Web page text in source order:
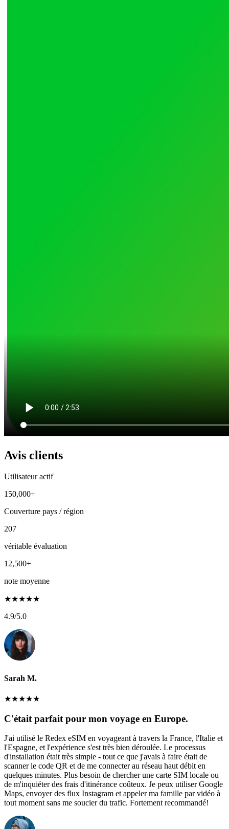
Avis clients
Utilisateur actif
150,000+
Couverture pays / région
207
véritable évaluation
12,500+
note moyenne
★★★★★
4.9/5.0
Sarah M.
★★★★★
C'était parfait pour mon voyage en Europe.
J'ai utilisé le Redex eSIM en voyageant à travers la France, l'Italie et
l'Espagne, et l'expérience s'est très bien déroulée. Le processus
d'installation était très simple - tout ce que j'avais à faire était de
scanner le code QR et de me connecter au réseau haut débit en
quelques minutes. Plus besoin de chercher une carte SIM locale ou
de m'inquiéter des frais d'itinérance coûteux. Je peux utiliser Google
Maps, envoyer des flux Instagram et appeler ma famille par vidéo à
tout moment sans me soucier du trafic. Fortement recommandé!